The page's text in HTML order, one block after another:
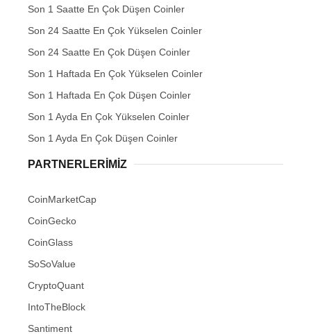
Son 1 Saatte En Çok Düşen Coinler
Son 24 Saatte En Çok Yükselen Coinler
Son 24 Saatte En Çok Düşen Coinler
Son 1 Haftada En Çok Yükselen Coinler
Son 1 Haftada En Çok Düşen Coinler
Son 1 Ayda En Çok Yükselen Coinler
Son 1 Ayda En Çok Düşen Coinler
PARTNERLERIMIZ
CoinMarketCap
CoinGecko
CoinGlass
SoSoValue
CryptoQuant
IntoTheBlock
Santiment